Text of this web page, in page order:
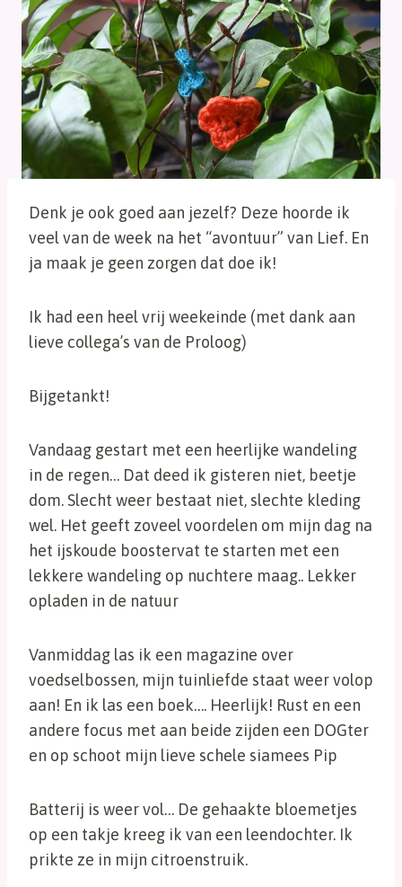
Denk je ook goed aan jezelf? Deze hoorde ik
veel van de week na het “avontuur” van Lief. En
ja maak je geen zorgen dat doe ik!
Ik had een heel vrij weekeinde (met dank aan
lieve collega’s van de Proloog)
Bijgetankt!
Vandaag gestart met een heerlijke wandeling
in de regen… Dat deed ik gisteren niet, beetje
dom. Slecht weer bestaat niet, slechte kleding
wel. Het geeft zoveel voordelen om mijn dag na
het ijskoude boostervat te starten met een
lekkere wandeling op nuchtere maag.. Lekker
opladen in de natuur
Vanmiddag las ik een magazine over
voedselbossen, mijn tuinliefde staat weer volop
aan! En ik las een boek…. Heerlijk! Rust en een
andere focus met aan beide zijden een DOGter
en op schoot mijn lieve schele siamees Pip
Batterij is weer vol… De gehaakte bloemetjes
op een takje kreeg ik van een leendochter. Ik
prikte ze in mijn citroenstruik.